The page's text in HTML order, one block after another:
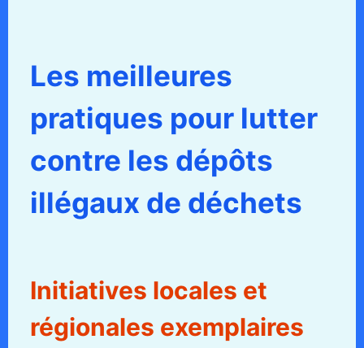
Les meilleures
pratiques pour lutter
contre les dépôts
illégaux de déchets
Initiatives locales et
régionales exemplaires